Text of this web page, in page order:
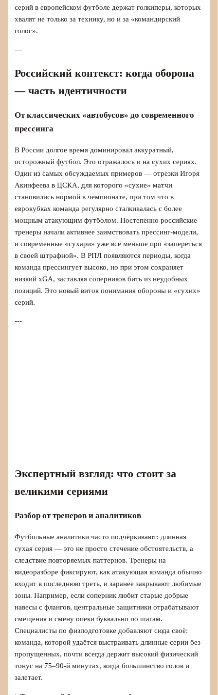
серий в европейском футболе держат голкиперы, которых
хвалят не только за технику, но и за «командирский
голос».
---
Российский контекст: когда оборона
— часть идентичности
От классических «автобусов» до современного
прессинга
В России долгое время доминировал аккуратный,
осторожный футбол. Это отражалось и на сухих сериях.
Один из самых обсуждаемых примеров — отрезки Игоря
Акинфеева в ЦСКА, для которого «сухие» матчи
становились нормой в чемпионате, при том что в
еврокубках команда регулярно сталкивалась с более
мощным атакующим футболом. Постепенно российские
тренеры начали активнее заимствовать прессинг-модели,
и современные «сухари» уже всё меньше про «запереться
в своей штрафной». В РПЛ появляются периоды, когда
команда прессингует высоко, но при этом сохраняет
низкий xGA, заставляя соперников бить из неудобных
позиций. Это новый виток понимания обороны и «сухих»
серий.
---
Экспертный взгляд: что стоит за
великими сериями
Разбор от тренеров и аналитиков
Футбольные аналитики часто подчёркивают: длинная
сухая серия — это не просто стечение обстоятельств, а
следствие повторяемых паттернов. Тренеры на
видеоразборе фиксируют, как атакующая команда обычно
входит в последнюю треть, и заранее закрывают любимые
зоны. Например, если соперник любит старые добрые
навесы с флангов, центральные защитники отрабатывают
смещения и смену опеки буквально по шагам.
Специалисты по физподготовке добавляют сюда своё:
команда, которой удаётся выстраивать длинные серии без
пропущенных, почти всегда держит высокий физический
тонус на 75–90-й минутах, когда большинство голов и
залетает.